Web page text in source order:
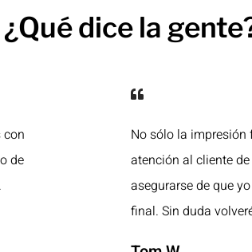
¿Qué dice la
con
de
No sólo la impresión
atención al cliente
asegurarse de que
final. Sin duda
Tom W.